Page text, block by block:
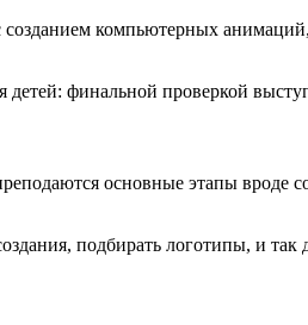
созданием компьютерных
финальной проверкой
основные этапы вроде
подбирать логотипы, и так